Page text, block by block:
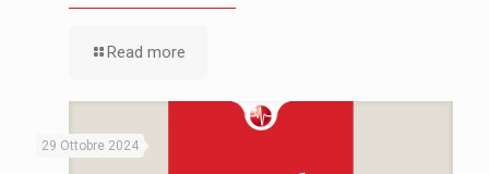
Read more
29 Ottobre 2024